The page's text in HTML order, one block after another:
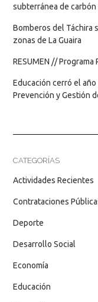
subterránea de carbón
Bomberos del Táchira
zonas de La Guaira
RESUMEN //
Educación cerró el
Prevención y Gestión
CATEGORÍAS
Actividades Recientes
Contrataciones
Deporte
Desarrollo Social
Economía
Educación